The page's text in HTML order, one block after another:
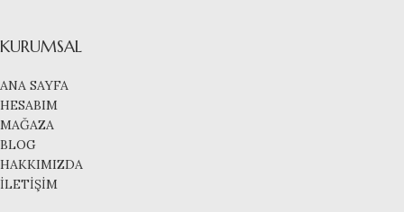
KURUMSAL
ANA SAYFA
HESABIM
MAĞAZA
BLOG
HAKKIMIZDA
İLETİŞİM